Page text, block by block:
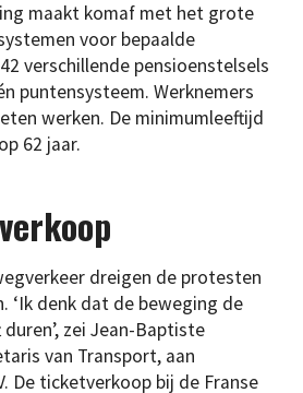
maakt komaf met het grote
voor bepaalde
verschillende pensioenstelsels
puntensysteem. Werknemers
werken. De minimumleeftijd
62 jaar.
dreigen de protesten
‘Ik denk dat de beweging de
zei Jean-Baptiste
van Transport, aan
De ticketverkoop bij de Franse